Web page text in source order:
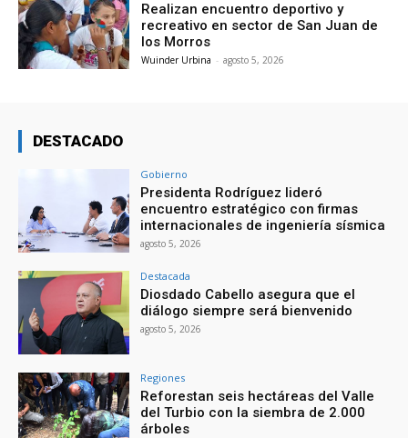
Realizan encuentro deportivo y
recreativo en sector de San Juan de
los Morros
Wuinder Urbina - agosto 5, 2026
DESTACADO
Gobierno
Presidenta Rodríguez lideró
encuentro estratégico con firmas
internacionales de ingeniería sísmica
agosto 5, 2026
Destacada
Diosdado Cabello asegura que el
diálogo siempre será bienvenido
agosto 5, 2026
Regiones
Reforestan seis hectáreas del Valle
del Turbio con la siembra de 2.000
árboles